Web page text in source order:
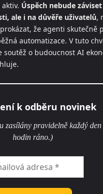
Úspěch nebude
ale i na důvěře uživatelů,
že agenti skutečně
automatizace. V tuto
soutěž o budoucnost AI
k odběru novinek
zasílány pravidelně každý den
hodin ráno.)